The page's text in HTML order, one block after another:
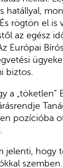
hatállyal,
rögtön el is
az egész
Európai
biztos.
a „töketlen”
pozícióba
jelenti, hogy